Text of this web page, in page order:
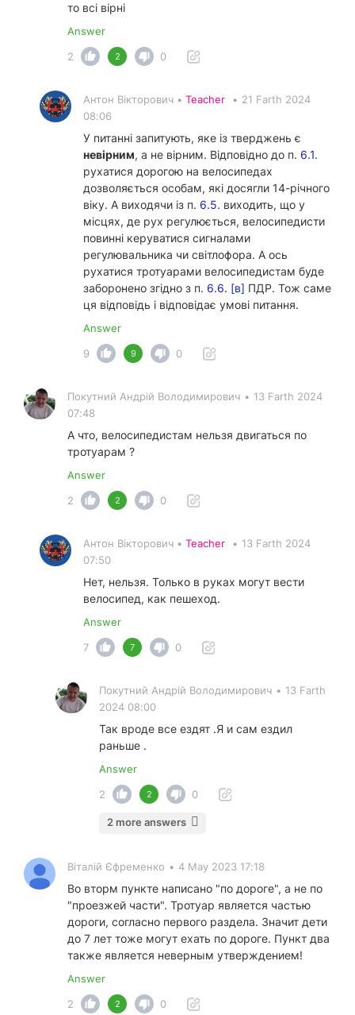
то всі вірні
Answer
2
2 0
Антон Вікторович • Teacher • 21 Farth 2024
08:06
У питанні запитують, яке із тверджень є
невірним, а не вірним. Відповідно до п. 6.1.
рухатися дорогою на велосипедах
дозволяється особам, які досягли 14-річного
віку. А виходячи із п. 6.5. виходить, що у
місцях, де рух регулюється, велосипедисти
повинні керуватися сигналами
регулювальника чи світлофора. А ось
рухатися тротуарами велосипедистам буде
заборонено згідно з п. 6.6. [в] ПДР. Тож саме
ця відповідь і відповідає умові питання.
Answer
9
9 0
Покутний Андрiй Володимирович • 13 Farth 2024
07:48
А что, велосипедистам нельзя двигаться по
тротуарам ?
Answer
2
2 0
Антон Вікторович • Teacher • 13 Farth 2024
07:50
Нет, нельзя. Только в руках могут вести
велосипед, как пешеход.
Answer
7
7 0
Покутний Андрiй Володимирович • 13 Farth
2024 08:00
Так вроде все ездят .Я и сам ездил
раньше .
Answer
2
2 0
2 more answers
Віталій Єфременко • 4 May 2023 17:18
Во вторм пункте написано "по дороге", а не по
"проезжей части". Тротуар является частью
дороги, согласно первого раздела. Значит дети
до 7 лет тоже могут ехать по дороге. Пункт два
также является неверным утверждением!
Answer
2
2 0